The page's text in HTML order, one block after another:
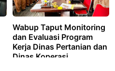
Wabup Taput Monitoring
dan Evaluasi Program
Kerja Dinas Pertanian dan
Dinas Koperasi